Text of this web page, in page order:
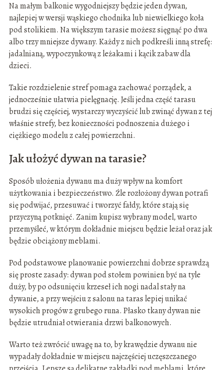
Na małym balkonie wygodniejszy będzie jeden dywan,
najlepiej w wersji wąskiego chodnika lub niewielkiego koła
pod stolikiem. Na większym tarasie możesz sięgnąć po dwa
albo trzy mniejsze dywany. Każdy z nich podkreśli inną strefę:
jadalnianą, wypoczynkową z leżakami i kącik zabaw dla
dzieci.
Takie rozdzielenie stref pomaga zachować porządek, a
jednocześnie ułatwia pielęgnację. Jeśli jedna część tarasu
brudzi się częściej, wystarczy wyczyścić lub zwinąć dywan z tej
właśnie strefy, bez konieczności podnoszenia dużego i
ciężkiego modelu z całej powierzchni.
Jak ułożyć dywan na tarasie?
Sposób ułożenia dywanu ma duży wpływ na komfort
użytkowania i bezpieczeństwo. Źle rozłożony dywan potrafi
się podwijać, przesuwać i tworzyć fałdy, które stają się
przyczyną potknięć. Zanim kupisz wybrany model, warto
przemyśleć, w którym dokładnie miejscu będzie leżał oraz jak
będzie obciążony meblami.
Pod podstawowe planowanie powierzchni dobrze sprawdzą
się proste zasady: dywan pod stołem powinien być na tyle
duży, by po odsunięciu krzeseł ich nogi nadal stały na
dywanie, a przy wejściu z salonu na taras lepiej unikać
wysokich progów z grubego runa. Płasko tkany dywan nie
będzie utrudniał otwierania drzwi balkonowych.
Warto też zwrócić uwagę na to, by krawędzie dywanu nie
wypadały dokładnie w miejscu najczęściej uczęszczanego